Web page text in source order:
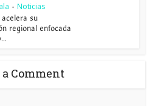
• Noticias
su
regional enfocada
a Comment